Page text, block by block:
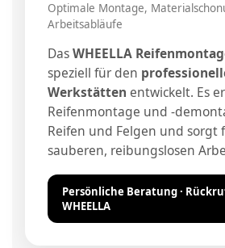
Optimale Montage,
Arbeitsabläufe
DasWHEELLA
speziell für den
Werkstätten entwickelt. Es
Reifenmontage und -
Reifen und Felgen und sorgt
sauberen, reibungslosen
Persönliche Beratung ·
WHEELLA